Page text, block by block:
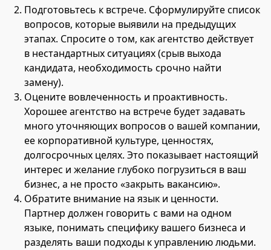
Подготовьтесь к встрече. Сформулируйте список
вопросов, которые выявили на предыдущих
этапах. Спросите о том, как агентство действует
в нестандартных ситуациях (срыв выхода
кандидата, необходимость срочно найти
замену).
Оцените вовлеченность и проактивность.
Хорошее агентство на встрече будет задавать
много уточняющих вопросов о вашей компании,
ее корпоративной культуре, ценностях,
долгосрочных целях. Это показывает настоящий
интерес и желание глубоко погрузиться в ваш
бизнес, а не просто «закрыть вакансию».
Обратите внимание на язык и ценности.
Партнер должен говорить с вами на одном
языке, понимать специфику вашего бизнеса и
разделять ваши подходы к управлению людьми.